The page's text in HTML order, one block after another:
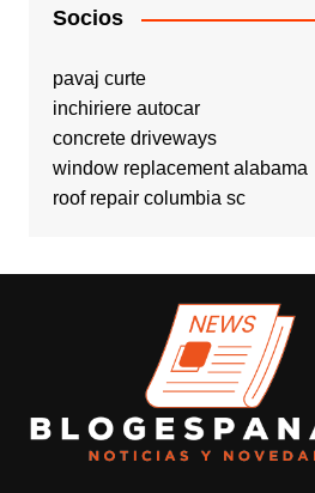
Socios
pavaj curte
inchiriere autocar
concrete driveways
window replacement alabama
roof repair columbia sc